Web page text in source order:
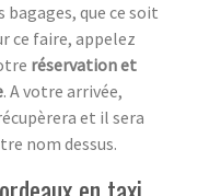
bagages, que ce soit
ce faire, appelez
réservation et
. A votre arrivée,
et il sera
nom dessus.